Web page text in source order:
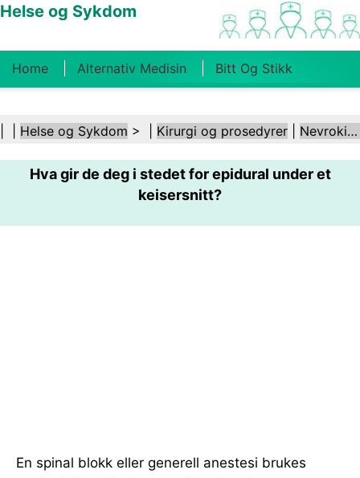
Helse og Sykdom
Home Alternativ Medisin Bitt Og Stikk
Kosthold Og Ernæring Familiehelse
Helsebransjen Psykisk Helse Folkehelse Og
Helse og Sykdom > | Kirurgi og prosedyrer Nevrokirurgi
Hva gir de deg i stedet for epidural under et
keisersnitt?
En spinal blokk eller generell anestesi brukes